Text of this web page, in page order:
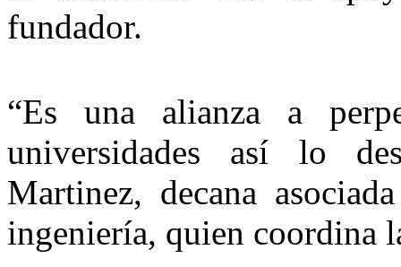
fundador.
“Es una alianza a
universidades así lo
Martinez, decana
ingeniería, quien coordina